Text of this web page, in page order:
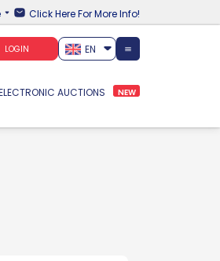
Click Here For More Info!
LOGIN EN
AUCTIONS NEW